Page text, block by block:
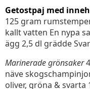
Getostpaj med
125 gram
kallt vatten En nypa
ägg 2,5 dl grädde
Marinerade grönsaker
näve
oliver, gröna &